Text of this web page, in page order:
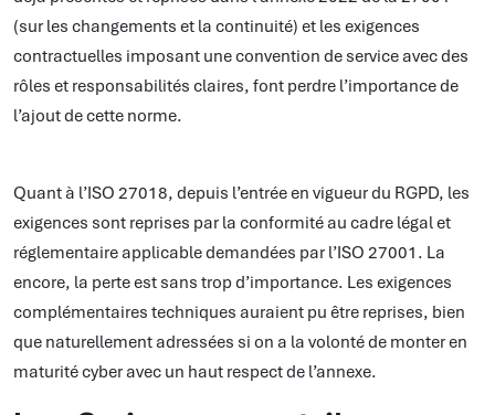
(sur les changements et la continuité) et les exigences
contractuelles imposant une convention de service avec des
rôles et responsabilités claires, font perdre l’importance de
l’ajout de cette norme.
Quant à l’ISO 27018, depuis l’entrée en vigueur du RGPD, les
exigences sont reprises par la conformité au cadre légal et
réglementaire applicable demandées par l’ISO 27001. La
encore, la perte est sans trop d’importance. Les exigences
complémentaires techniques auraient pu être reprises, bien
que naturellement adressées si on a la volonté de monter en
maturité cyber avec un haut respect de l’annexe.